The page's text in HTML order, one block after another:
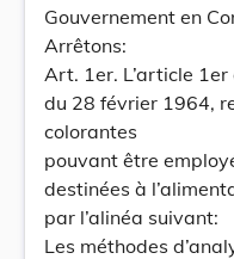
Gouvernement en
Arrêtons:
Art. 1er. L’article
du 28 février 1964,
colorantes
pouvant être
destinées à
par l’alinéa suivant:
Les méthodes